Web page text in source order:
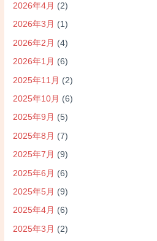
2026年4月 (2)
2026年3月 (1)
2026年2月 (4)
2026年1月 (6)
2025年11月 (2)
2025年10月 (6)
2025年9月 (5)
2025年8月 (7)
2025年7月 (9)
2025年6月 (6)
2025年5月 (9)
2025年4月 (6)
2025年3月 (2)